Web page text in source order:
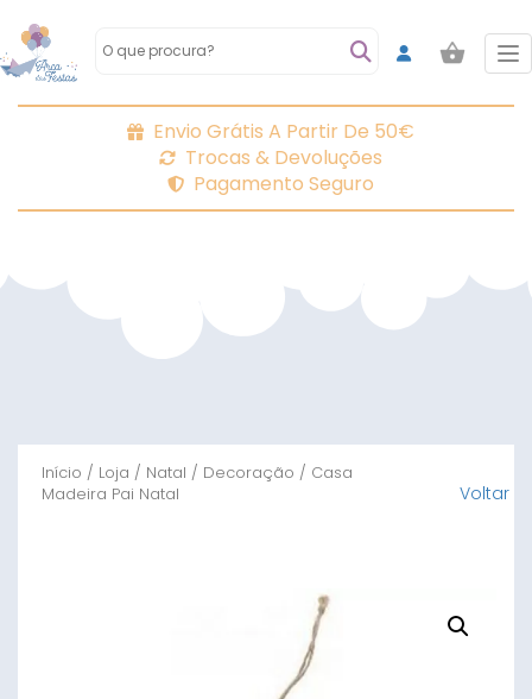
Envio Grátis A Partir De 50€
Trocas & Devoluções
Pagamento Seguro
Início / Loja / Natal / Decoração / Casa
Madeira Pai Natal
Voltar